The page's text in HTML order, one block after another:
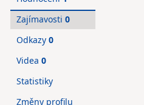
Zajímavosti 0
Odkazy 0
Videa 0
Statistiky
Změny profilu